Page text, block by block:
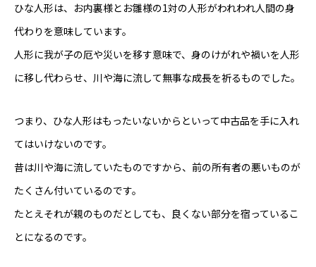
スポーツ
テニス四大大会・五輪
テニス四大大会・五輪
鑑定及び出演依頼
YouTube
ひな人形は、お内裏様とお雛様の1対の人形がわれわれ人間の身
代わりを意味しています。
人形に我が子の厄や災いを移す意味で、身のけがれや禍いを人形
に移し代わらせ、川や海に流して無事な成長を祈るものでした。
つまり、ひな人形はもったいないからといって中古品を手に入れ
てはいけないのです。
昔は川や海に流していたものですから、前の所有者の悪いものが
たくさん付いているのです。
たとえそれが親のものだとしても、良くない部分を宿っているこ
とになるのです。